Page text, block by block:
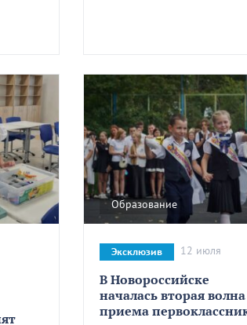
Образование
В Новороссийске
началась вторая волна
приема
Эксклюзив 12 июля